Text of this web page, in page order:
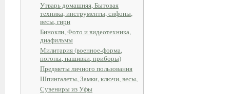
Утварь домашняя, Бытовая
техника, инструменты, сифоны,
весы, гири
Бинокли, Фото и видеотехника,
диафильмы
Милитария (военное-форма,
погоны, нашивки, приборы)
Предметы личного пользования
Шпингалеты, Замки, ключи, весы,
Сувениры из Уфы